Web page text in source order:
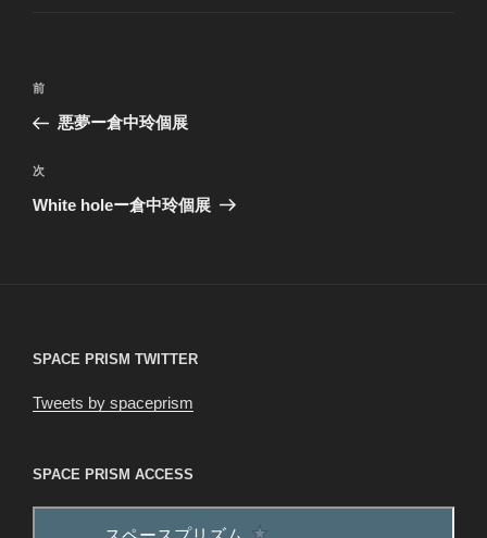
投
ナ
ビ
ゲ
前
の
稿
前
悪夢ー倉中玲個展
次
の
次
White holeー倉中玲個展
SPACE PRISM TWITTER
Tweets by spaceprism
SPACE PRISM ACCESS